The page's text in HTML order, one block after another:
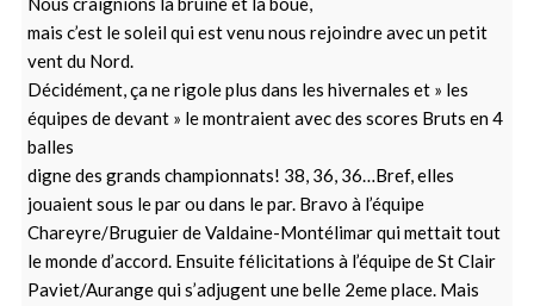
mais c’est le soleil qui est venu nous rejoindre avec un petit
vent du Nord.
Décidément, ça ne rigole plus dans les hivernales et » les
équipes de devant » le montraient avec des scores Bruts en 4
balles
digne des grands championnats! 38, 36, 36…Bref, elles
jouaient sous le par ou dans le par. Bravo à l’équipe
Chareyre/Bruguier de Valdaine-Montélimar qui mettait tout
le monde d’accord. Ensuite félicitations à l’équipe de St Clair
Paviet/Aurange qui s’adjugent une belle 2eme place. Mais